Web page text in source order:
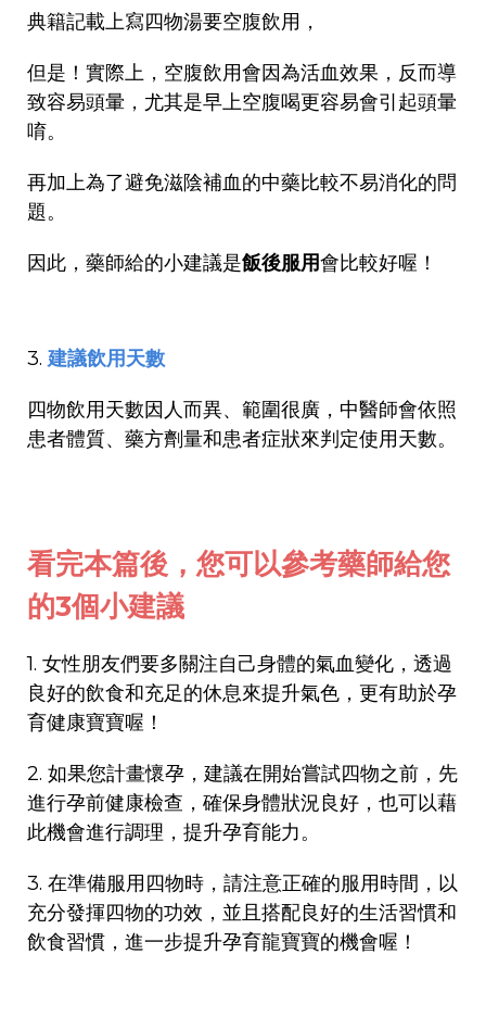
典籍記載上寫四物湯要空腹飲用，
但是！實際上，空腹飲用會因為活血效果，反而導
致容易頭暈，尤其是早上空腹喝更容易會引起頭暈
唷。
再加上為了避免滋陰補血的中藥比較不易消化的問
題。
因此，藥師給的小建議是飯後服用會比較好喔！
3. 建議飲用天數
四物飲用天數因人而異、範圍很廣，中醫師會依照
患者體質、藥方劑量和患者症狀來判定使用天數。
看完本篇後，您可以參考藥師給您
的3個小建議
1. 女性朋友們要多關注自己身體的氣血變化，透過
良好的飲食和充足的休息來提升氣色，更有助於孕
育健康寶寶喔！
2. 如果您計畫懷孕，建議在開始嘗試四物之前，先
進行孕前健康檢查，確保身體狀況良好，也可以藉
此機會進行調理，提升孕育能力。
3. 在準備服用四物時，請注意正確的服用時間，以
充分發揮四物的功效，並且搭配良好的生活習慣和
飲食習慣，進一步提升孕育龍寶寶的機會喔！